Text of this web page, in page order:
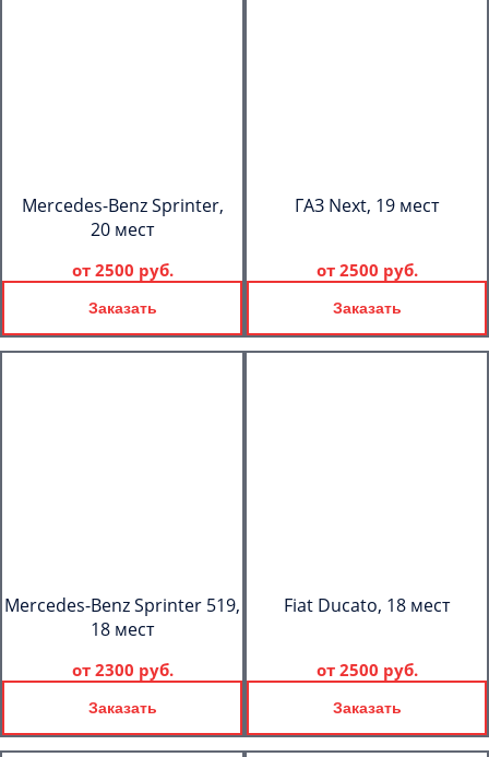
Mercedes-Benz Sprinter,
20 мест
от 2500 руб.
Заказать
ГАЗ Next, 19 мест
от 2500 руб.
Заказать
Mercedes-Benz Sprinter 519,
18 мест
от 2300 руб.
Заказать
Fiat Ducato, 18 мест
от 2500 руб.
Заказать